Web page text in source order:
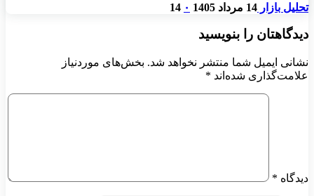
تحلیل بازار 14 مرداد 1405 ۰ 14
دیدگاهتان را بنویسید
نشانی ایمیل شما منتشر نخواهد شد. بخش‌های موردنیاز
علامت‌گذاری شده‌اند *
دیدگاه *